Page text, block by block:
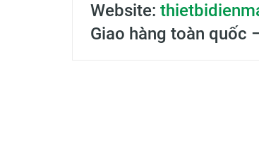
Website:
Giao hàng toàn quốc